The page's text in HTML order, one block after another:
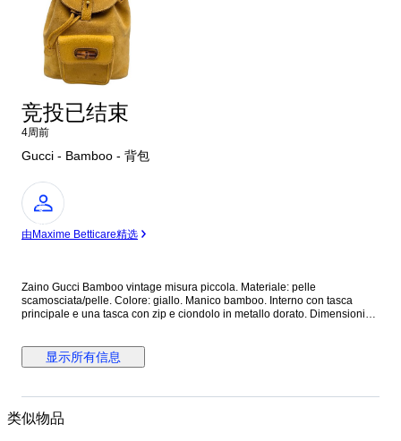
竞投已结束
4周前
Gucci - Bamboo - 背包
专
家
由Maxime Betticare精选
Zaino Gucci Bamboo vintage misura piccola. Materiale: pelle
scamosciata/pelle. Colore: giallo. Manico bamboo. Interno con tasca
principale e una tasca con zip e ciondolo in metallo dorato. Dimensioni
per la conservazione soprattutto nelle parti in camoscio. Necessita
semplicemente di pulizia. Deformazione dei manici in pelle, leggeri segni.
Condizioni interne: buone condizioni. Leggero odore di chiuso.
limitazioni o costi di importazione e dogana sono a carico dell'acquirente.
显示所有信息
类似物品